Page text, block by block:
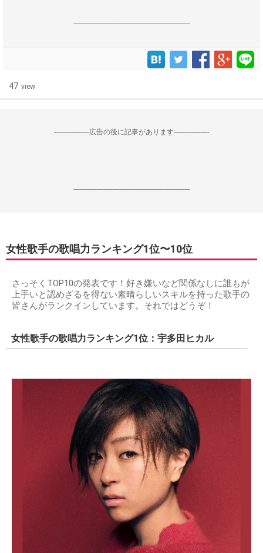
------------------------------------------------------------------
47 view
--------------------広告の後に記事があります--------------------
------------------------------------------------------------------
女性歌手の歌唱力ランキング1位〜10位
さっそくTOP10の発表です！好き嫌いなど関係なしに誰もが
上手いと認めざるを得ない素晴らしいスキルを持った歌手の
皆さんがランクインしています。それではどうぞ！
女性歌手の歌唱力ランキング1位：宇多田ヒカル